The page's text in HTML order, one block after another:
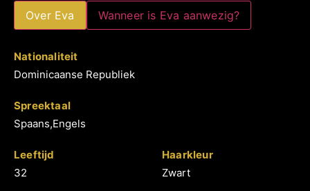
Over Eva Wanneer is Eva aanwezig?
Nationaliteit
Dominicaanse Republiek
Spreektaal
Spaans,Engels
Leeftijd
32
Haarkleur
Zwart